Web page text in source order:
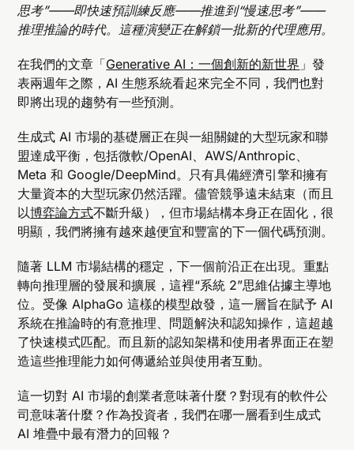
思考”——即快速預訓練反應——推進到“慢速思考”——
推理推論的時代。這種演變正在解鎖一批新的代理應用。
在我們的文章「Generative AI：一個創新的新世界 」發
表兩週年之際，AI 生態系統看起來完全不同，我們也對
即將出現的趨勢有一些預測。
生成式 AI 市場的基礎層正在與一組關鍵的大型玩家和聯
盟達成平衡，包括微軟/OpenAI、AWS/Anthropic、
Meta 和 Google/DeepMind。只有具備經濟引擎和擁有
大量資本的大型玩家仍然活躍。儘管競爭遠未結束（而且
以博弈論方式不斷升級），但市場結構本身正在固化，很
明顯，我們將擁有越來越便宜和豐富的下一個代碼預測。
隨著 LLM 市場結構的穩定，下一個前沿正在出現。重點
轉向推理層的發展和擴展，這裡“系統 2”思維佔據主導地
位。受像 AlphaGo 這樣的模型啟發，這一層旨在賦予 AI
系統在推論時的有意推理、問題解決和認知操作，這超越
了快速模式匹配。而且新的認知架構和使用者界面正在塑
造這些推理能力如何傳遞給並與使用者互動。
這一切對 AI 市場的創業者意味著什麼？對現有的軟件公
司意味著什麼？作為投資者，我們在哪一層看到生成式
AI 堆疊中最有潛力的回報？